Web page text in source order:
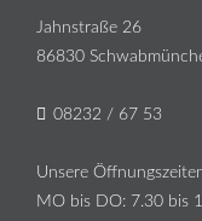
Jahn­stra­ße 26
86830
08232 / 67 53
Un­se­re
MO bis DO: 7.30 bis